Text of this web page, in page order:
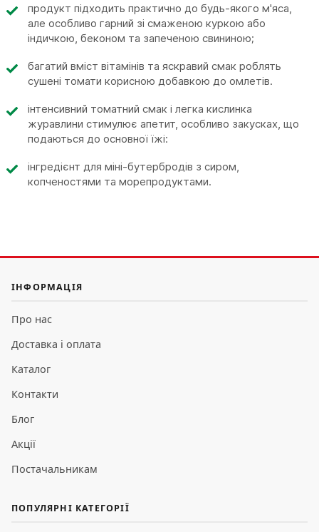
продукт підходить практично до будь-якого м'яса,
але особливо гарний зі смаженою куркою або
індичкою, беконом та запеченою свининою;
багатий вміст вітамінів та яскравий смак роблять
сушені томати корисною добавкою до омлетів.
інтенсивний томатний смак і легка кислинка
журавлини стимулює апетит, особливо закусках, що
подаються до основної їжі:
інгредієнт для міні-бутербродів з сиром,
копченостями та морепродуктами.
ІНФОРМАЦІЯ
Про нас
Доставка і оплата
Каталог
Контакти
Блог
Акції
Постачальникам
ПОПУЛЯРНІ КАТЕГОРІЇ